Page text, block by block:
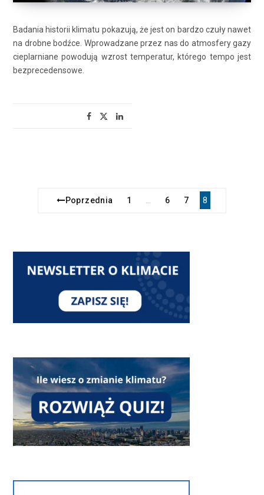
Badania historii klimatu pokazują, że jest on bardzo czuły nawet
na drobne bodźce. Wprowadzane przez nas do atmosfery gazy
cieplarniane powodują wzrost temperatur, którego tempo jest
bezprecedensowe.
Poprzednia 1 … 6 7 8